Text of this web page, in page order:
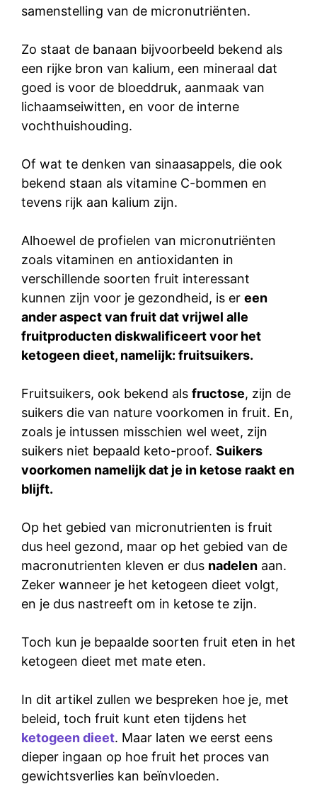
samenstelling van de micronutriënten.
Zo staat de banaan bijvoorbeeld bekend als
een rijke bron van kalium, een mineraal dat
goed is voor de bloeddruk, aanmaak van
lichaamseiwitten, en voor de interne
vochthuishouding.
Of wat te denken van sinaasappels, die ook
bekend staan als vitamine C-bommen en
tevens rijk aan kalium zijn.
Alhoewel de profielen van micronutriënten
zoals vitaminen en antioxidanten in
verschillende soorten fruit interessant
kunnen zijn voor je gezondheid, is er een
ander aspect van fruit dat vrijwel alle
fruitproducten diskwalificeert voor het
ketogeen dieet, namelijk: fruitsuikers.
Fruitsuikers, ook bekend als fructose, zijn de
suikers die van nature voorkomen in fruit. En,
zoals je intussen misschien wel weet, zijn
suikers niet bepaald keto-proof. Suikers
voorkomen namelijk dat je in ketose raakt en
blijft.
Op het gebied van micronutrienten is fruit
dus heel gezond, maar op het gebied van de
macronutrienten kleven er dus nadelen aan.
Zeker wanneer je het ketogeen dieet volgt,
en je dus nastreeft om in ketose te zijn.
Toch kun je bepaalde soorten fruit eten in het
ketogeen dieet met mate eten.
In dit artikel zullen we bespreken hoe je, met
beleid, toch fruit kunt eten tijdens het
ketogeen dieet. Maar laten we eerst eens
dieper ingaan op hoe fruit het proces van
gewichtsverlies kan beïnvloeden.